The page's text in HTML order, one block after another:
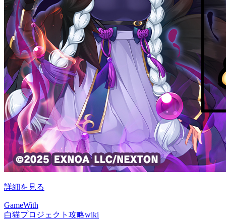
詳細を見る
GameWith
白猫プロジェクト攻略wiki